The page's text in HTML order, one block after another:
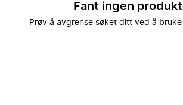
Fant ingen
Prøv å avgrense søket ditt ved å